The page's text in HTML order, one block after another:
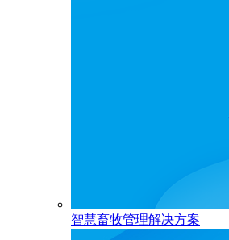
智慧畜牧管理解决方案